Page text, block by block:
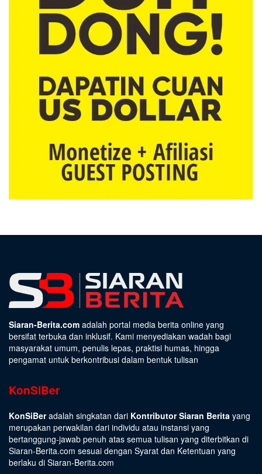
Siaran-Berita.com adalah portal media berita online yang
bersifat terbuka dan inklusif. Kami menyediakan wadah bagi
masyarakat umum, penulis lepas, praktisi humas, hingga
pengamat untuk berkontribusi dalam bentuk tulisan
KonSiBer
KonSiBeradalah singkatan dari Kontributor Siaran Berita yang
merupakan perwakilan dari individu atau instansi yang
bertanggung-jawab penuh atas semua tulisan yang diterbitkan di
Siaran-Berita.com sesuai dengan Syarat dan Ketentuan yang
berlaku di Siaran-Berita.com